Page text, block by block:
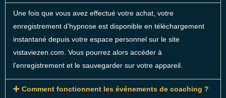
Une fois que vous avez effectué votre achat, votre
enregistrement d’hypnose est disponible en téléchargement
instantané depuis votre espace personnel sur le site
vistaviezen.com. Vous pourrez alors accéder à
l’enregistrement et le sauvegarder sur votre appareil.
Comment fonctionnent les événements de coaching ?